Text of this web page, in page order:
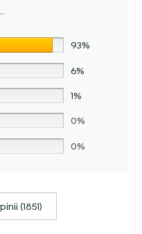
93%
6%
1%
0%
0%
(1851)